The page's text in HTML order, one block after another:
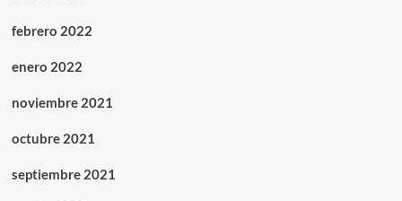
febrero 2022
enero 2022
noviembre 2021
octubre 2021
septiembre 2021